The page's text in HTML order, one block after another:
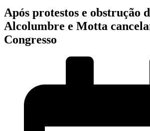
Após protestos e obstrução
Alcolumbre e Motta
Congresso